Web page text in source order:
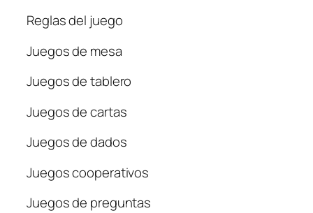
Reglas del juego
Juegos de mesa
Juegos de tablero
Juegos de cartas
Juegos de dados
Juegos cooperativos
Juegos de preguntas